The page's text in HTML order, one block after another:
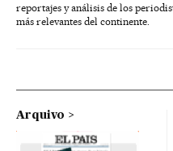
reportajes y análisis de los
más relevantes del continente.
Arquivo